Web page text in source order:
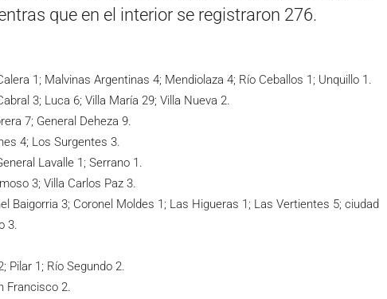
que en el interior se registraron 276.
1; Malvinas Argentinas 4; Mendiolaza 4; Río Ceballos 1; Unquillo 1.
3; Luca 6; Villa María 29; Villa Nueva 2.
7; General Deheza 9.
4; Los Surgentes 3.
Lavalle 1; Serrano 1.
3; Villa Carlos Paz 3.
Baigorria 3; Coronel Moldes 1; Las Higueras 1; Las Vertientes 5; ciudad
3.
Pilar 1; Río Segundo 2.
Francisco 2.